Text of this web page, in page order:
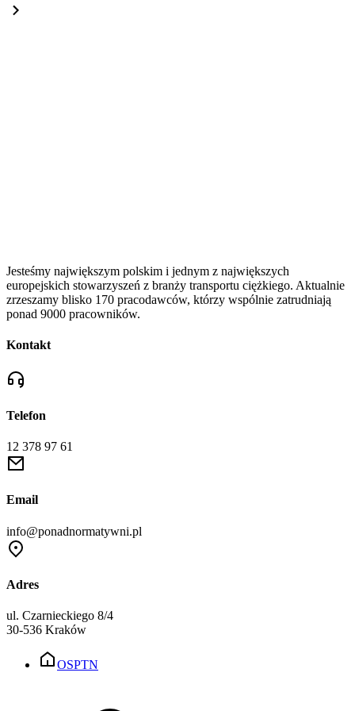
Jesteśmy największym polskim i jednym z największych
europejskich stowarzyszeń z branży transportu ciężkiego. Aktualnie
zrzeszamy blisko 170 pracodawców, którzy wspólnie zatrudniają
ponad 9000 pracowników.
Kontakt
Telefon
12 378 97 61
Email
info@ponadnormatywni.pl
Adres
ul. Czarnieckiego 8/4
30-536 Kraków
OSPTN